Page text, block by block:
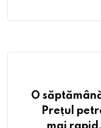
O
Prețul